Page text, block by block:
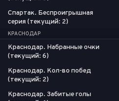
Спартак. Беспроигрышная
серия (текущий: 2)
КРАСНОДАР
Краснодар. Набранные очки
(текущий: 6)
Краснодар. Кол-во побед
(текущий: 2)
Краснодар. Забитые голы